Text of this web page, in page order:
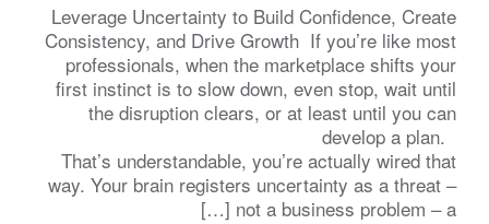
Leverage Uncertainty to Build Confidence, Create
Consistency, and Drive Growth If you’re like most
professionals, when the marketplace shifts your
first instinct is to slow down, even stop, wait until
the disruption clears, or at least until you can
develop a plan.
That’s understandable, you’re actually wired that
way. Your brain registers uncertainty as a threat –
not a business problem – a […]